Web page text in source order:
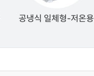
공냉식 일체형-저온용